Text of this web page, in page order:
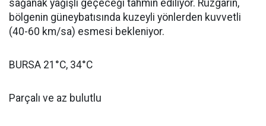
sağanak yağışlı geçeceği tahmin ediliyor. Rüzgârın,
bölgenin güneybatısında kuzeyli yönlerden kuvvetli
(40-60 km/sa) esmesi bekleniyor.
BURSA 21°C, 34°C
Parçalı ve az bulutlu